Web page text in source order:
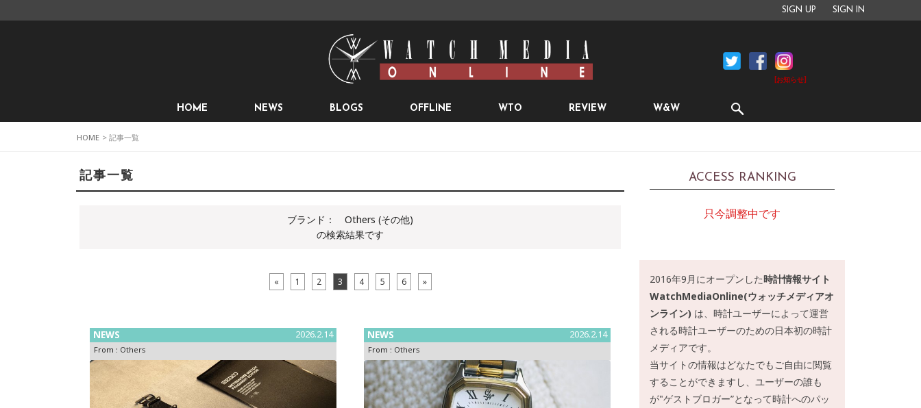
SIGN UP SIGN IN
[お知らせ]
HOME NEWS BLOGS OFFLINE WTO REVIEW W&W
HOME > 記事一覧
記事一覧
ブランド：
Others (その他)
の検索結果です
« 1 2 3 4 5 6 »
NEWS 2026.2.14
From : Others
NEWS 2026.2.14
From : Others
ACCESS RANKING
只今調整中です
2016年9月にオープンした時計情報サイト
WatchMediaOnline(ウォッチメディアオ
ンライン) は、時計ユーザーによって運営
される時計ユーザーのための日本初の時計
メディアです。
当サイトの情報はどなたでもご自由に閲覧
することができますし、ユーザーの誰も
が"ゲストブロガー”となって時計へのパッ